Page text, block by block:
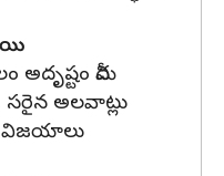
మీద
సరైన అలవాట్లు
విజయాలు